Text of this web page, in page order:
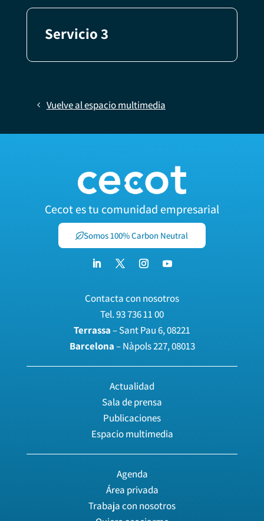
Servicio 3
Vuelve al espacio multimedia
Cecot es tu comunidad empresarial
Somos 100% Carbon Neutral
Contacta con nosotros
Tel.93 736 11 00
Terrassa– Sant Pau 6, 08221
Barcelona– Nàpols 227, 08013
Actualidad
Sala de prensa
Publicaciones
Espacio multimedia
Agenda
Área privada
Trabaja con nosotros